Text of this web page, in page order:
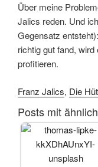
Über meine
Jalics reden. Und
Gegensatz
richtig gut fand,
profitieren.
Franz Jalics, Die
Posts mit